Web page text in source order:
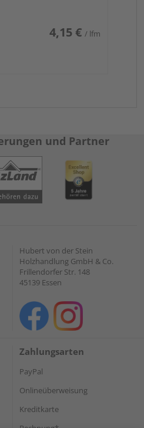
4,15 € / lfm
und Partner
Hubert von der Stein
Holzhandlung GmbH & Co.
Frillendorfer Str. 148
45139 Essen
Zahlungsarten
PayPal
Onlineüberweisung
Kreditkarte